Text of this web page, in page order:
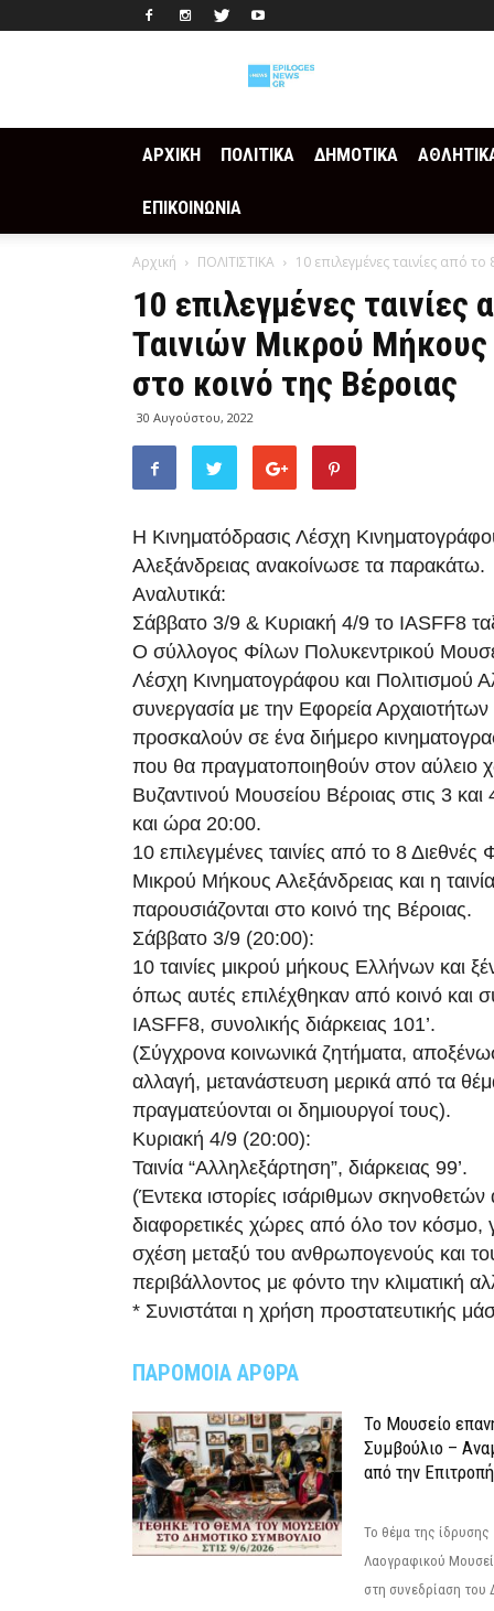
ΑΡΧΙΚΗ ΠΟΛΙΤΙΚΑ ΔΗΜΟΤΙΚΑ
ΕΠΙΚΟΙΝΩΝΙΑ
Αρχική ΠΟΛΙΤΙΣΤΙΚΑ 10 επιλεγμένες ταινίες από
10 επιλεγμένες
Ταινιών Μικρού Μήκους
στο κοινό της Βέροιας
30 Αυγούστου, 2022
Η Κινηματόδρασις Λέσχη
Αλεξάνδρειας ανακοίνωσε τα παρακάτω.
Αναλυτικά:
Σάββατο 3/9 & Κυριακή 4/9 το IASFF8
Ο σύλλογος Φίλων Πολυκεντρικού
Λέσχη Κινηματογράφου και Πολιτισμού
συνεργασία με την Εφορεία
προσκαλούν σε ένα διήμερο
που θα πραγματοποιηθούν στον αύλειο
Βυζαντινού Μουσείου Βέροιας στις 3
και ώρα 20:00.
10 επιλεγμένες ταινίες από το 8 Διεθνές
Μικρού Μήκους Αλεξάνδρειας και η
παρουσιάζονται στο κοινό της Βέροιας.
Σάββατο 3/9 (20:00):
10 ταινίες μικρού μήκους Ελλήνων και
όπως αυτές επιλέχθηκαν από κοινό και
IASFF8, συνολικής διάρκειας 101’.
(Σύγχρονα κοινωνικά ζητήματα,
αλλαγή, μετανάστευση μερικά από τα
πραγματεύονται οι δημιουργοί τους).
Κυριακή 4/9 (20:00):
Ταινία “Αλληλεξάρτηση”, διάρκειας 99’.
(Έντεκα ιστορίες ισάριθμων σκηνοθετών
διαφορετικές χώρες από όλο τον κόσμο,
σχέση μεταξύ του ανθρωπογενούς και
περιβάλλοντος με φόντο την κλιματική
* Συνιστάται η χρήση προστατευτικής
ΠΑΡΟΜΟΙΑ ΑΡΘΡΑ
Το Μουσείο
Συμβούλιο –
από την Επιτροπή
Το θέμα της ίδρυσης
Λαογραφικού
στη συνεδρίαση του